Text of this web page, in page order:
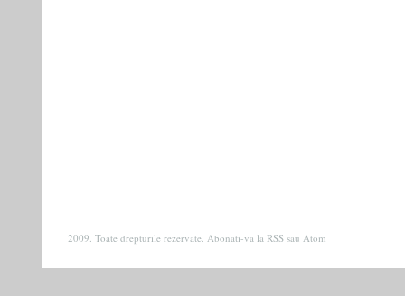
2009. Toate drepturile rezervate. Abonati-va la RSS sau Atom